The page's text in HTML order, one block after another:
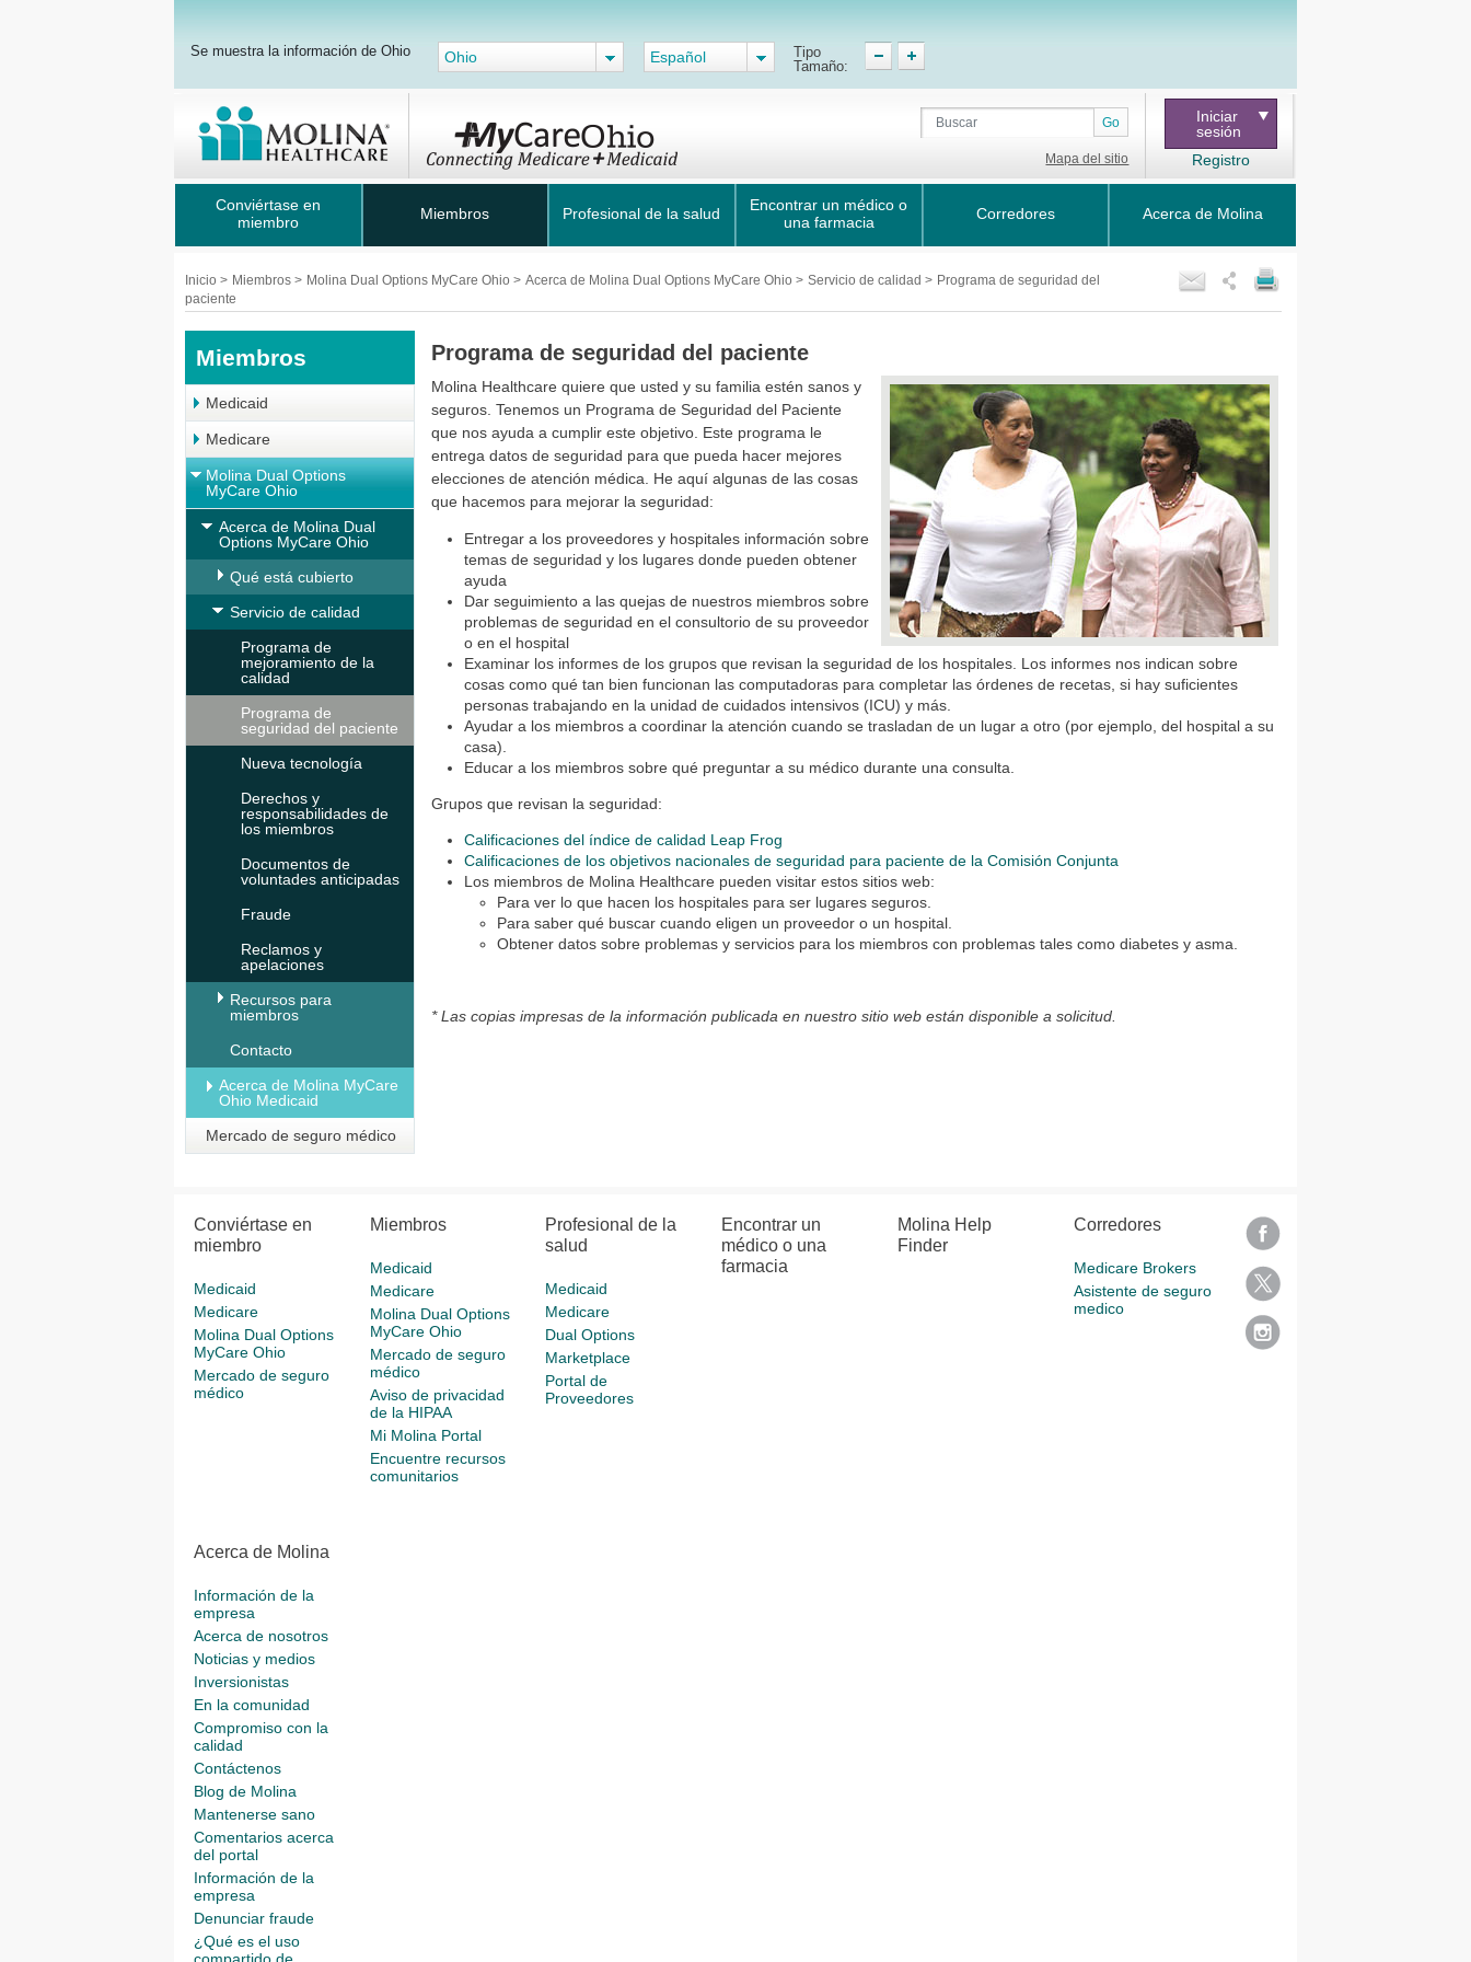
Se muestra la información de Ohio Ohio Español
Tipo
Tamaño:
Go
Mapa del sitio
Iniciar
sesión
Registro
Conviértase en
miembro
Miembros Profesional de la salud
Encontrar un médico o
una farmacia
Corredores Acerca de Molina
Inicio > Miembros > Molina Dual Options MyCare Ohio > Acerca de Molina Dual Options MyCare Ohio > Servicio de calidad > Programa de seguridad del
paciente
Miembros
Medicaid
Medicare
Molina Dual Options
MyCare Ohio
Acerca de Molina Dual
Options MyCare Ohio
Qué está cubierto
Servicio de calidad
Programa de
mejoramiento de la
calidad
Programa de
seguridad del paciente
Nueva tecnología
Derechos y
responsabilidades de
los miembros
Documentos de
voluntades anticipadas
Fraude
Reclamos y
apelaciones
Recursos para
miembros
Contacto
Acerca de Molina MyCare
Ohio Medicaid
Mercado de seguro médico
Programa de seguridad del paciente
Molina Healthcare quiere que usted y su familia estén sanos y
seguros. Tenemos un Programa de Seguridad del Paciente
que nos ayuda a cumplir este objetivo. Este programa le
entrega datos de seguridad para que pueda hacer mejores
elecciones de atención médica. He aquí algunas de las cosas
que hacemos para mejorar la seguridad:
Entregar a los proveedores y hospitales información sobre
temas de seguridad y los lugares donde pueden obtener
ayuda
Dar seguimiento a las quejas de nuestros miembros sobre
problemas de seguridad en el consultorio de su proveedor
o en el hospital
Examinar los informes de los grupos que revisan la seguridad de los hospitales. Los informes nos indican sobre
cosas como qué tan bien funcionan las computadoras para completar las órdenes de recetas, si hay suficientes
personas trabajando en la unidad de cuidados intensivos (ICU) y más.
Ayudar a los miembros a coordinar la atención cuando se trasladan de un lugar a otro (por ejemplo, del hospital a su
casa).
Educar a los miembros sobre qué preguntar a su médico durante una consulta.
Grupos que revisan la seguridad:
Calificaciones del índice de calidad Leap Frog
Calificaciones de los objetivos nacionales de seguridad para paciente de la Comisión Conjunta
Los miembros de Molina Healthcare pueden visitar estos sitios web:
Para ver lo que hacen los hospitales para ser lugares seguros.
Para saber qué buscar cuando eligen un proveedor o un hospital.
Obtener datos sobre problemas y servicios para los miembros con problemas tales como diabetes y asma.
* Las copias impresas de la información publicada en nuestro sitio web están disponible a solicitud.
Conviértase en
miembro
Medicaid
Medicare
Molina Dual Options
MyCare Ohio
Mercado de seguro
médico
Miembros
Medicaid
Medicare
Molina Dual Options
MyCare Ohio
Mercado de seguro
médico
Aviso de privacidad
de la HIPAA
Mi Molina Portal
Encuentre recursos
comunitarios
Profesional de la
salud
Medicaid
Medicare
Dual Options
Marketplace
Portal de
Proveedores
Encontrar un
médico o una
farmacia
Molina Help
Finder
Corredores
Medicare Brokers
Asistente de seguro
medico
Acerca de Molina
Información de la
empresa
Acerca de nosotros
Noticias y medios
Inversionistas
En la comunidad
Compromiso con la
calidad
Contáctenos
Blog de Molina
Mantenerse sano
Comentarios acerca
del portal
Información de la
empresa
Denunciar fraude
¿Qué es el uso